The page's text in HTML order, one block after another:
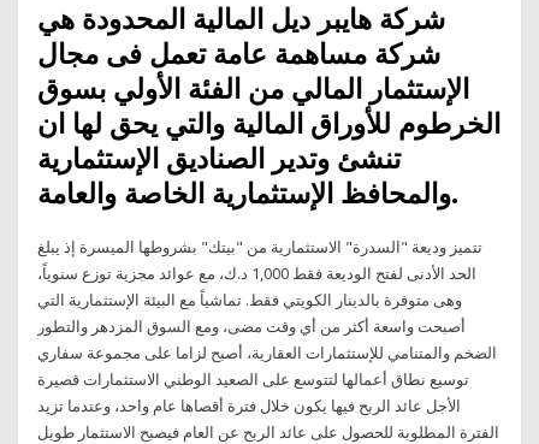
شركة هايبر ديل المالية المحدودة هي
شركة مساهمة عامة تعمل فى مجال
الإستثمار المالي من الفئة الأولي بسوق
الخرطوم للأوراق المالية والتي يحق لها ان
تنشئ وتدير الصناديق الإستثمارية
والمحافظ الإستثمارية الخاصة والعامة.
تتميز وديعة "السدرة" الاستثمارية من "بيتك" بشروطها الميسرة إذ يبلغ
الحد الأدنى لفتح الوديعة فقط 1,000 د.ك، مع عوائد مجزية توزع سنوياً،
وهى متوفرة بالدينار الكويتي فقط. تماشياً مع البيئة الإستثمارية التي
أصبحت واسعة أكثر من أي وقت مضى، ومع السوق المزدهر والتطور
الضخم والمتنامي للإستثمارات العقارية، أصبح لزاما على مجموعة سفاري
توسيع نطاق أعمالها لتتوسع على الصعيد الوطني الاستثمارات قصيرة
الأجل عائد الربح فيها يكون خلال فترة أقصاها عام واحد، وعندما تزيد
الفترة المطلوبة للحصول على عائد الربح عن العام فيصبح الاستثمار طويل